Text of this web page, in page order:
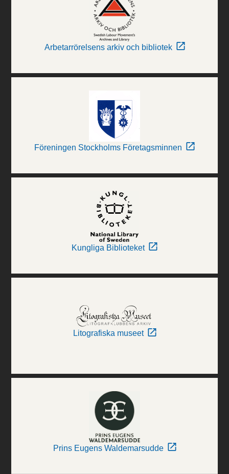
Arbetarrörelsens arkiv och bibliotek
Föreningen Stockholms Företagsminnen
Kungliga Biblioteket
Litografiska museet
Prins Eugens Waldemarsudde